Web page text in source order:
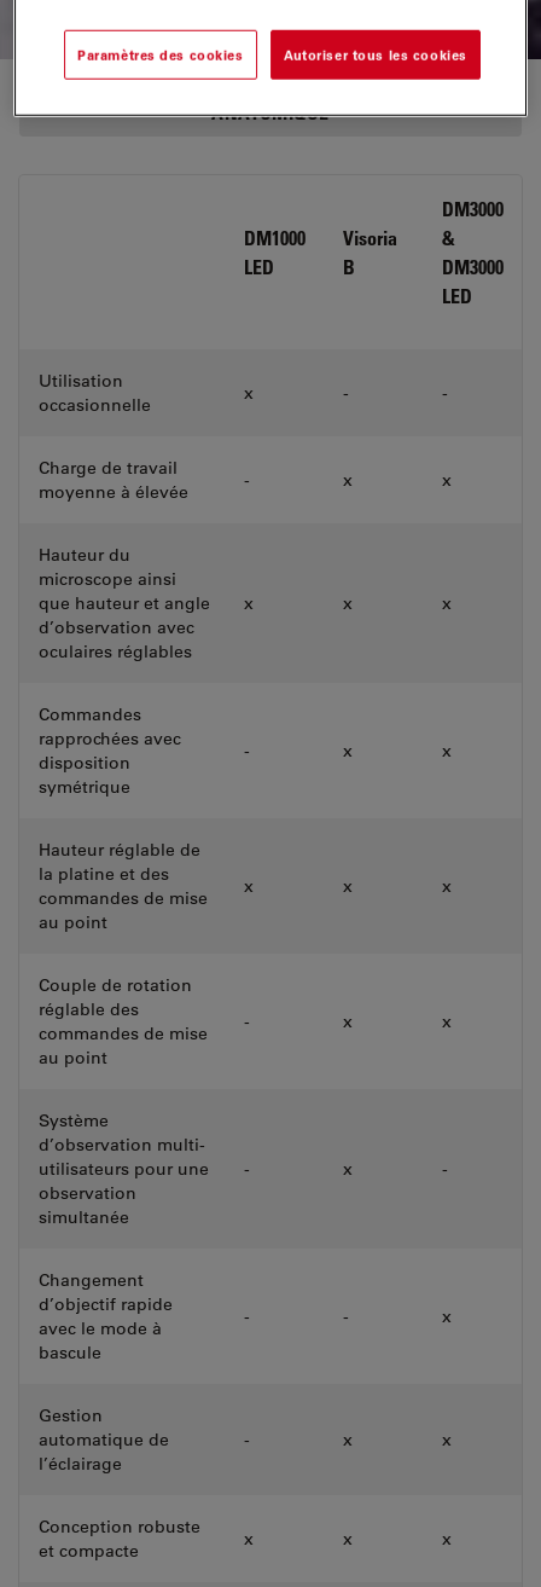
NOS SOLUTIONS POUR LA PATHOLOGIE
ANATOMIQUE
DM1000
LED
Visoria
B
DM3000
&
DM3000
LED
Utilisation
occasionnelle
x - -
Charge de travail
moyenne à élevée
- x x
Hauteur du
microscope ainsi
que hauteur et angle
d’observation avec
oculaires réglables
x x x
Commandes
rapprochées avec
disposition
symétrique
- x x
Hauteur réglable de
la platine et des
commandes de mise
au point
x x x
Couple de rotation
réglable des
commandes de mise
au point
- x x
Système
d’observation multi-
utilisateurs pour une
observation
simultanée
- x -
Changement
d’objectif rapide
avec le mode à
bascule
- - x
Gestion
automatique de
l’éclairage
- x x
Conception robuste
et compacte
x x x
Paramètres des cookies Autoriser tous les cookies